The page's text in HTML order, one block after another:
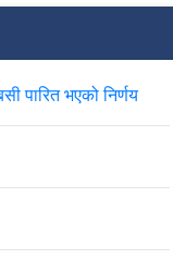
पारित भएको निर्णय